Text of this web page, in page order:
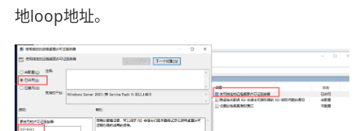
地loop地址。